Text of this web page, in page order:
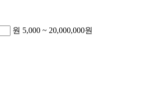
원 5,000 ~ 20,000,000원